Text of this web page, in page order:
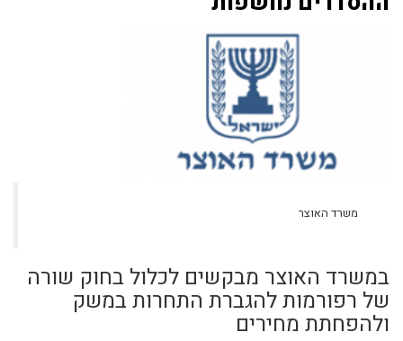
משרד האוצר
במשרד האוצר מבקשים לכלול בחוק שורה
של רפורמות להגברת התחרות במשק
ולהפחתת מחירים